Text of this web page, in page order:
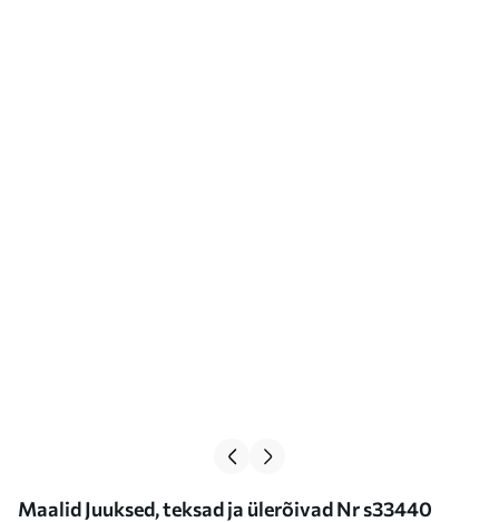
Maalid Juuksed, teksad ja ülerõivad Nr s33440